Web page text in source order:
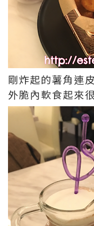
剛炸起的薯角連
外脆內軟食起來